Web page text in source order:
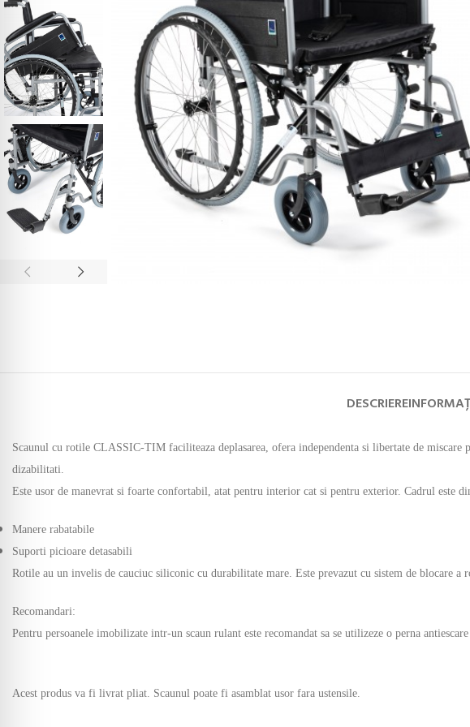
DESCRIERE
Scaunul cu rotile CLASSIC-TIM faciliteaza deplasarea, ofera independenta si libertate de
dizabilitati.
Este usor de manevrat si foarte confortabil, atat pentru interior cat si pentru exterior. Cadrul este
Manere rabatabile
Suporti picioare detasabili
Rotile au un invelis de cauciuc siliconic cu durabilitate mare. Este prevazut cu sistem de blocare a
Recomandari:
Pentru persoanele imobilizate intr-un scaun rulant este recomandat sa se utilizeze o perna
Acest produs va fi livrat pliat. Scaunul poate fi asamblat usor fara ustensile.